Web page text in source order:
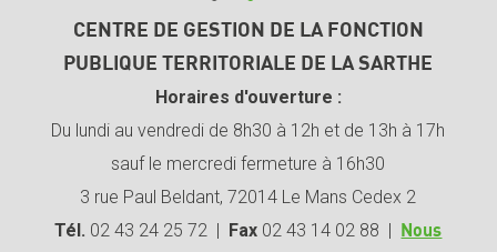
CENTRE DE GESTION DE LA FONCTION
PUBLIQUE TERRITORIALE DE LA SARTHE
Horaires d'ouverture :
Du lundi au vendredi de 8h30 à 12h et de 13h à 17h
sauf le mercredi fermeture à 16h30
3 rue Paul Beldant, 72014 Le Mans Cedex 2
Tél. 02 43 24 25 72 | Fax 02 43 14 02 88 | Nous